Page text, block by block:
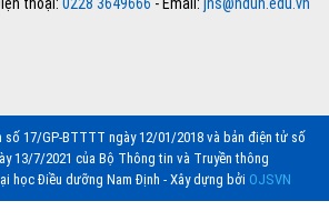
thoại: 0228 3649666 - Email: jns@ndun.edu.vn
số 17/GP-BTTTT ngày 12/01/2018 và bản điện tử số
13/7/2021 của Bộ Thông tin và Truyền thông
học Điều dưỡng Nam Định - Xây dựng bởi OJSVN